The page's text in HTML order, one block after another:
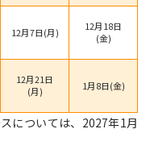
12月7日(月)
12月18日
(金)
12月21日
(月)
1月8日(金)
については、2027年1月